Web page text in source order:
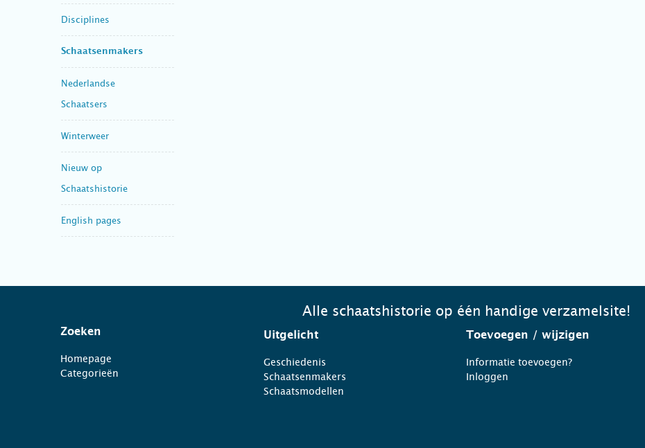
Disciplines
Schaatsenmakers
Nederlandse
Schaatsers
Winterweer
Nieuw op
Schaatshistorie
English pages
Alle schaatshistorie op één handige verzamelsite!
Zoeken
Homepage
Categorieën
Uitgelicht
Geschiedenis
Schaatsenmakers
Schaatsmodellen
Toevoegen / wijzigen
Informatie toevoegen?
Inloggen